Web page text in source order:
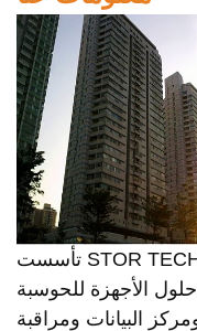
تأسست STOR TECHNOLOGY LIMITED في عام
حلول الأجهزة للحوسبة
البيانات ومراقبة